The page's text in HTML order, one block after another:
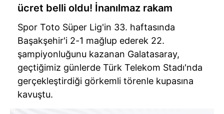
ücret belli oldu! İnanılmaz rakam
Spor Toto Süper Lig'in 33. haftasında
Başakşehir'i 2-1 mağlup ederek 22.
şampiyonluğunu kazanan Galatasaray,
geçtiğimiz günlerde Türk Telekom Stadı'nda
gerçekleştirdiği görkemli törenle kupasına
kavuştu.